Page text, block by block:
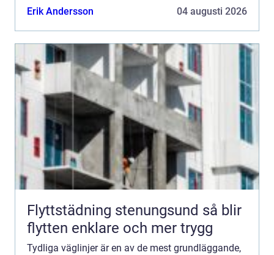
och hjälper alla att fatta snabba och säkra beslut.
Erik Andersson 04 augusti 2026
Flyttstädning stenungsund så blir
flytten enklare och mer trygg
Tydliga väglinjer är en av de mest grundläggande,